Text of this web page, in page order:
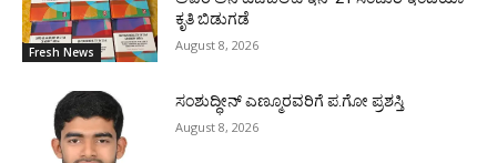
Fresh News
ಕೃತಿ ಬಿಡುಗಡೆ
August 8, 2026
ಸಂಶುದ್ಧೀನ್ ಎಣ್ಮೂರವರಿಗೆ ಪ.ಗೋ ಪ್ರಶಸ್ತಿ
August 8, 2026